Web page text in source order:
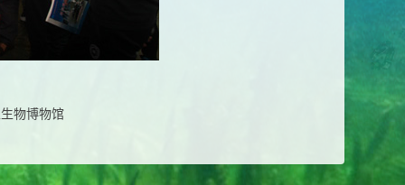
物博物馆